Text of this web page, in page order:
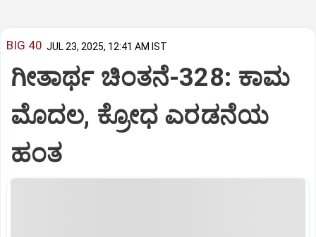
BIG 40 JUL 23, 2025, 12:41 AM IST
ಗೀತಾರ್ಥ ಚಿಂತನೆ-328: ಕಾಮ
ಮೊದಲ, ಕ್ರೋಧ ಎರಡನೆಯ
ಹಂತ